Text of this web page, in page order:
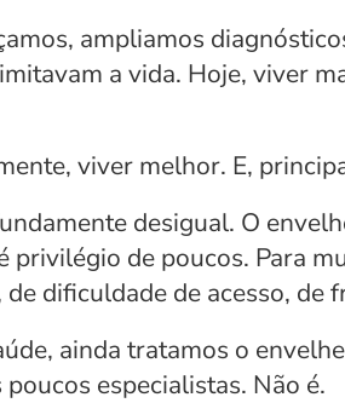
ampliamos
a vida. Hoje, viver
viver melhor. E,
desigual. O
privilégio de poucos. Para
dificuldade de acesso, de
ainda tratamos o
especialistas. Não é.